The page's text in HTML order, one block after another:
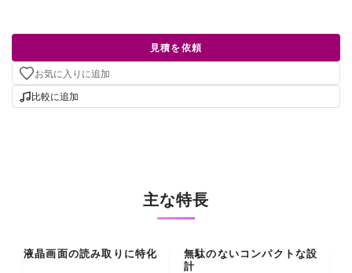
見積を依頼
お気に入りに追加
比較に追加
主な特長
液晶画面の読み取りに特化
無駄のないコンパクトな設
計